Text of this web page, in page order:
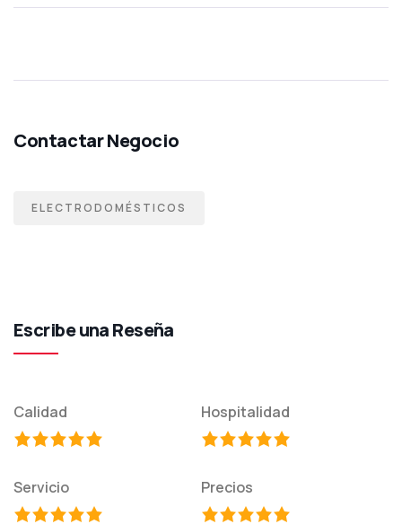
ELECTRODOMÉSTICOS
Escribe una Reseña
Calidad Hospitalidad
Servicio Precios